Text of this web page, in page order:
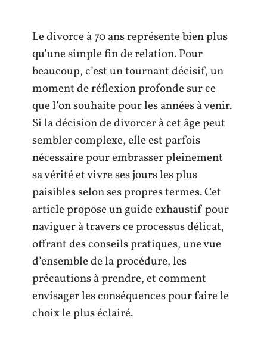
Le divorce à 70 ans représente bien plus
qu’une simple fin de relation. Pour
beaucoup, c’est un tournant décisif, un
moment de réflexion profonde sur ce
que l’on souhaite pour les années à venir.
Si la décision de divorcer à cet âge peut
sembler complexe, elle est parfois
nécessaire pour embrasser pleinement
sa vérité et vivre ses jours les plus
paisibles selon ses propres termes. Cet
article propose un guide exhaustif pour
naviguer à travers ce processus délicat,
offrant des conseils pratiques, une vue
d’ensemble de la procédure, les
précautions à prendre, et comment
envisager les conséquences pour faire le
choix le plus éclairé.